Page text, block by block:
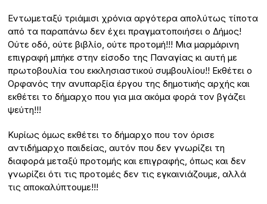
Εντωμεταξύ τριάμισι χρόνια αργότερα απολύτως τίποτα
από τα παραπάνω δεν έχει πραγματοποιήσει ο Δήμος!
Ούτε οδό, ούτε βιβλίο, ούτε προτομή!!! Μια μαρμάρινη
επιγραφή μπήκε στην είσοδο της Παναγίας κι αυτή με
πρωτοβουλία του εκκλησιαστικού συμβουλίου!! Εκθέτει ο
Ορφανός την ανυπαρξία έργου της δημοτικής αρχής και
εκθέτει το δήμαρχο που για μια ακόμα φορά τον βγάζει
ψεύτη!!!
Κυρίως όμως εκθέτει το δήμαρχο που τον όρισε
αντιδήμαρχο παιδείας, αυτόν που δεν γνωρίζει τη
διαφορά μεταξύ προτομής και επιγραφής, όπως και δεν
γνωρίζει ότι τις προτομές δεν τις εγκαινιάζουμε, αλλά
τις αποκαλύπτουμε!!!